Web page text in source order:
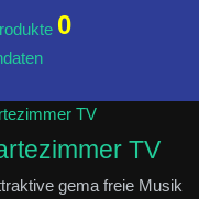
0
TV
gema freie Musik